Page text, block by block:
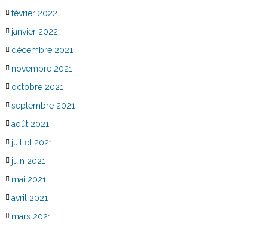
février 2022
janvier 2022
décembre 2021
novembre 2021
octobre 2021
septembre 2021
août 2021
juillet 2021
juin 2021
mai 2021
avril 2021
mars 2021